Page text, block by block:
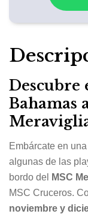
Descubre
Bahamas
Embárcate en
algunas de las
bordo del
MSC
MSC Cruceros.
noviembre y